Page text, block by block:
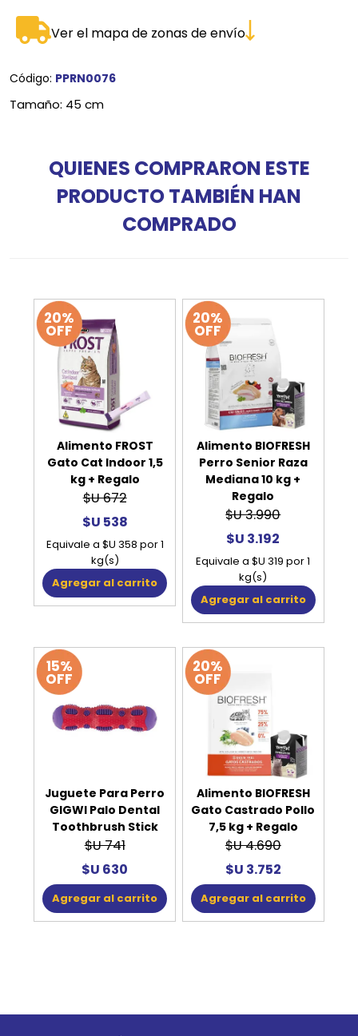
Ver el mapa de zonas de envío
Código: PPRN0076
Tamaño: 45 cm
QUIENES COMPRARON ESTE
PRODUCTO TAMBIÉN HAN
COMPRADO
20%
OFF
Alimento FROST
Gato Cat Indoor 1,5
kg + Regalo
$U 672
$U 538
Equivale a $U 358 por 1
kg(s)
Agregar al carrito
20%
OFF
Alimento BIOFRESH
Perro Senior Raza
Mediana 10 kg +
Regalo
$U 3.990
$U 3.192
Equivale a $U 319 por 1
kg(s)
Agregar al carrito
15%
OFF
Juguete Para Perro
GIGWI Palo Dental
Toothbrush Stick
$U 741
$U 630
Agregar al carrito
20%
OFF
Alimento BIOFRESH
Gato Castrado Pollo
7,5 kg + Regalo
$U 4.690
$U 3.752
Agregar al carrito